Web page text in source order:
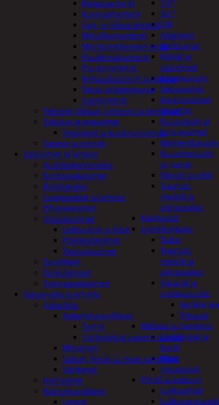
1/4"
3/4"
3/8
Adapterit
Kärkisarjat
Räikät ja
vääntimet
Iskumeisselit
Jakoavaimet
Kiintoavaimet
ja -sarjat
Kuusiokolo ja
torx-avaimet
Ruuvimeisselit
ja -sarjat
Nitojat ja niitit
Tuurnat,
meistit ja
piirtopuikot
Käsihöylät
Lyöntityökalut
Taltat
Tuurnat,
meistit ja
piirtopuikot
Vasarat ja
sorkkaraudat
Vasarat
Mittaus ja merkintä
Linjalangat ja
kynät
Mitat
Vatupassit
Pihdit ja leikkurit
Lukkopihdit
Kiviporanterät
Kuviosahanterä
Lasi- ja tiiliporanterät
Metalliporanterät
Monitoimikoneen terät
Puukkosahanterät
Puuporanterät
Reikäsahanterät ja istukat
Teräs ja kuppiharjat
Upotusterät
Telineet, tikkaat, työtasot ja tarvikkeet
Työasut ja suojaimet
Suojalasit ja kuulosuojaimet
Vaunut ja pöydät
Valaisimet ja lamput
Aurinkokennovalot
Koristevalaisimet
Koristevalot
Loisteputket ja lamput
Pihavalaisimet
Sisävalaisimet
Lednauhat ja listat
Pöytävalaisimet
Yleisvalaisimet
Tarvikkeet
Taskulamput
Työmaavalaisimet
Vapaa-aika ja urheilu
Askartelu
Askartelutarvikkeet
Tarrat
Värityskirjat paperit ja arkit
Miniatyyri
Sakset, liimat ja muut tarvikkeet
Värikynät
Harrasteet
Käsityötarvikkeet
Langat